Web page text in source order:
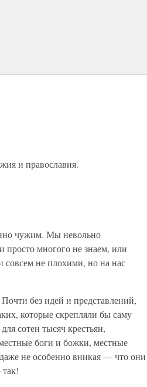
и православия.
чужим. Мы невольно
многого не знаем, или
не плохими, но на нас
без идей и представлений,
которые скрепляли бы саму
сотен тысяч крестьян,
боги и божки, местные
не особенно вникая — что они